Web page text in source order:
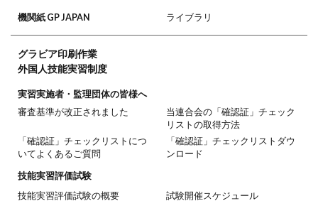
機関紙 GP JAPAN ライブラリ
グラビア印刷作業
外国人技能実習制度
実習実施者・監理団体の皆様へ
審査基準が改正されました
当連合会の「確認証」チェック
リストの取得方法
「確認証」チェックリストにつ
いてよくあるご質問
「確認証」チェックリストダウ
ンロード
技能実習評価試験
技能実習評価試験の概要
試験開催スケジュール